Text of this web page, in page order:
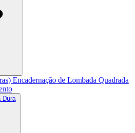
Encadernação de Lombada Quadrada
Dura